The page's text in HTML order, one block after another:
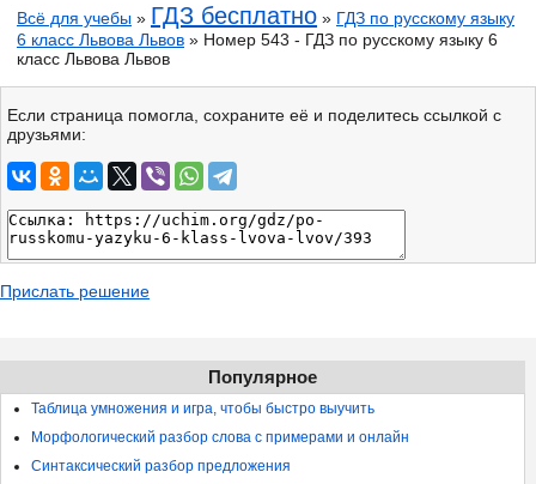
Всё для учебы » ГДЗ бесплатно » ГДЗ по русскому языку
6 класс Львова Львов » Номер 543 - ГДЗ по русскому языку 6
класс Львова Львов
Если страница помогла, сохраните её и поделитесь ссылкой с
друзьями:
Прислать решение
Популярное
Таблица умножения и игра, чтобы быстро выучить
Морфологический разбор слова с примерами и онлайн
Синтаксический разбор предложения